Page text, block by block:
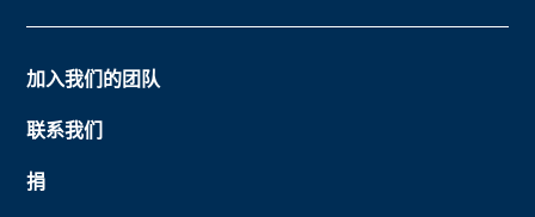
加入我们的团队
联系我们
捐